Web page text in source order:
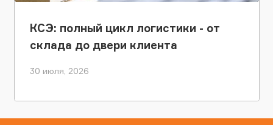
КСЭ: полный цикл логистики - от
склада до двери клиента
30 июля, 2026